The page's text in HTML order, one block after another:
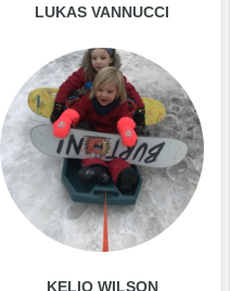
LUKAS VANNUCCI
KELIO WILSON